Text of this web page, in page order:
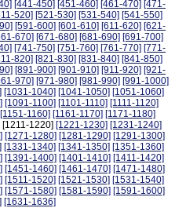
[441-450] [451-460] [461-470] [471-
520] [521-530] [531-540] [541-550]
[591-600] [601-610] [611-620] [621-
670] [671-680] [681-690] [691-700]
[741-750] [751-760] [761-770] [771-
820] [821-830] [831-840] [841-850]
[891-900] [901-910] [911-920] [921-
970] [971-980] [981-990] [991-1000]
[1031-1040] [1041-1050] [1051-1060]
[1091-1100] [1101-1110] [1111-1120]
[1151-1160] [1161-1170] [1171-1180]
[1211-1220] [1221-1230] [1231-1240]
[1271-1280] [1281-1290] [1291-1300]
[1331-1340] [1341-1350] [1351-1360]
[1391-1400] [1401-1410] [1411-1420]
[1451-1460] [1461-1470] [1471-1480]
[1511-1520] [1521-1530] [1531-1540]
[1571-1580] [1581-1590] [1591-1600]
[1631-1636]